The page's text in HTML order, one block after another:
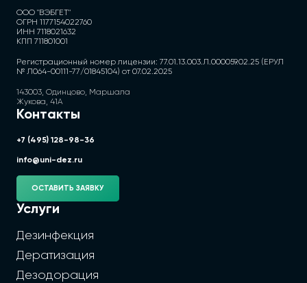
ООО "ВЭБГЕТ"
ОГРН 1177154022760
ИНН 7118021632
КПП 711801001
Регистрационный номер лицензии: 77.01.13.003.Л.000059.02.25 (ЕРУЛ
№ Л064-00111-77/01845104) от 07.02.2025
143003, Одинцово, Маршала
Жукова, 41А
Контакты
+7 (495) 128-98-36
info@uni-dez.ru
ОСТАВИТЬ ЗАЯВКУ
Услуги
Дезинфекция
Дератизация
Дезодорация